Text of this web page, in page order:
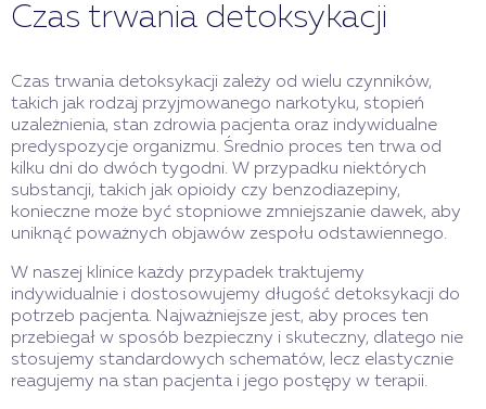
Czas trwania detoksykacji
Czas trwania detoksykacji zależy od wielu czynników,
takich jak rodzaj przyjmowanego narkotyku, stopień
uzależnienia, stan zdrowia pacjenta oraz indywidualne
predyspozycje organizmu. Średnio proces ten trwa od
kilku dni do dwóch tygodni. W przypadku niektórych
substancji, takich jak opioidy czy benzodiazepiny,
konieczne może być stopniowe zmniejszanie dawek, aby
uniknąć poważnych objawów zespołu odstawiennego.
W naszej klinice każdy przypadek traktujemy
indywidualnie i dostosowujemy długość detoksykacji do
potrzeb pacjenta. Najważniejsze jest, aby proces ten
przebiegał w sposób bezpieczny i skuteczny, dlatego nie
stosujemy standardowych schematów, lecz elastycznie
reagujemy na stan pacjenta i jego postępy w terapii.